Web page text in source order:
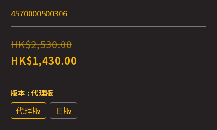
4570000500306
HK$2,530.00
HK$1,430.00
版本 : 代理版
代理版 日版